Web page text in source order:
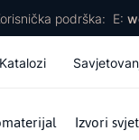
podrška: E:
Katalozi
Izvori